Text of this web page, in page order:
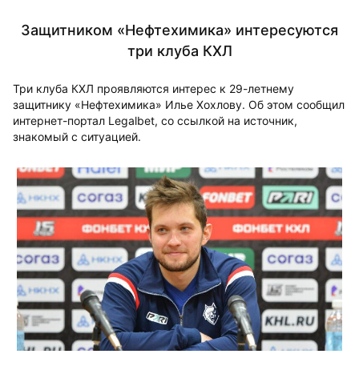
Защитником «Нефтехимика» интересуются
три клуба КХЛ
Три клуба КХЛ проявляются интерес к 29-летнему
защитнику «Нефтехимика» Илье Хохлову. Об этом сообщил
интернет-портал Legalbet, со ссылкой на источник,
знакомый с ситуацией.